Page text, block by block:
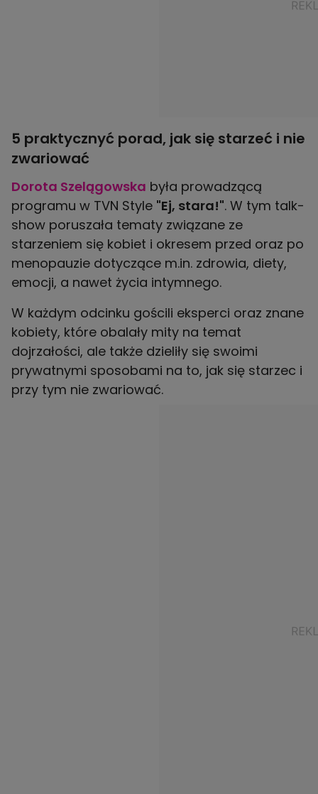
5 praktycznyć porad, jak się starzeć i nie
zwariować
Dorota Szelągowska była prowadzącą
programu w TVN Style "Ej, stara!". W tym talk-
show poruszała tematy związane ze
starzeniem się kobiet i okresem przed oraz po
menopauzie dotyczące m.in. zdrowia, diety,
emocji, a nawet życia intymnego.
W każdym odcinku gościli eksperci oraz znane
kobiety, które obalały mity na temat
dojrzałości, ale także dzieliły się swoimi
prywatnymi sposobami na to, jak się starzec i
przy tym nie zwariować.